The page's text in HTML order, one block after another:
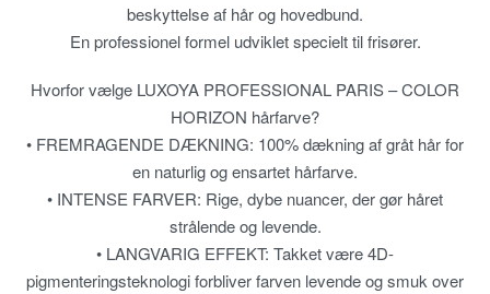
beskyttelse af hår og hovedbund.
En professionel formel udviklet specielt til frisører.
Hvorfor vælge LUXOYA PROFESSIONAL PARIS – COLOR
HORIZON hårfarve?
• FREMRAGENDE DÆKNING: 100% dækning af gråt hår for
en naturlig og ensartet hårfarve.
• INTENSE FARVER: Rige, dybe nuancer, der gør håret
strålende og levende.
• LANGVARIG EFFEKT: Takket være 4D-
pigmenteringsteknologi forbliver farven levende og smuk over